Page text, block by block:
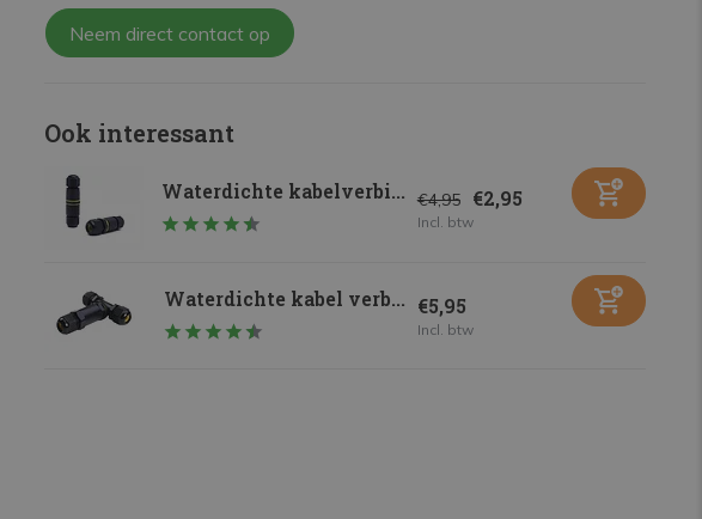
Neem direct contact op
Ook interessant
Waterdichte kabelverbi... €4,95 €2,95
Incl. btw
Waterdichte kabel verb... €5,95
Incl. btw